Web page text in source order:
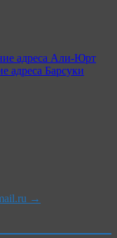
адреса Али-Юрт
адреса Барсуки
→